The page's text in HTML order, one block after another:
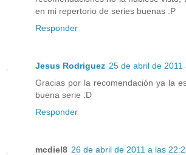
en mi repertorio de series buenas :P
Responder
Jesus Rodriguez 25 de abril de 2011
Gracias por la recomendación ya la
buena serie :D
Responder
mcdiel8 26 de abril de 2011 a las